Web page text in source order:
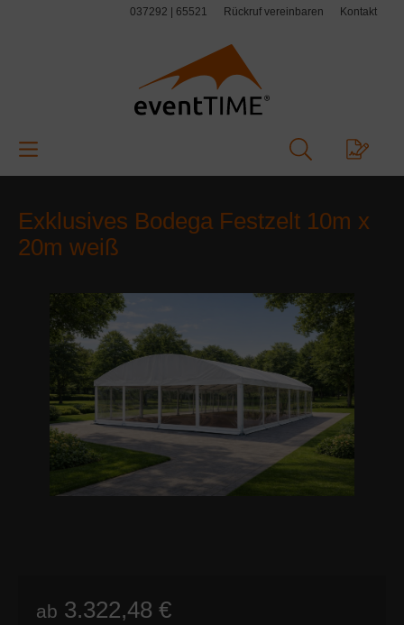
037292 | 65521 Rückruf vereinbaren Kontakt
Exklusives Bodega Festzelt 10m x
20m weiß
ab 3.322,48 €